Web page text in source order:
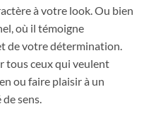
à votre look. Ou bien
où il témoigne
de votre détermination.
tous ceux qui veulent
ou faire plaisir à un
sens.